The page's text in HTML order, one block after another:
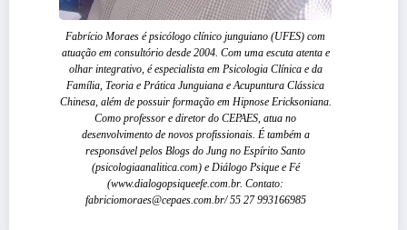
Fabrício Moraes é psicólogo clínico junguiano (UFES) com
atuação em consultório desde 2004. Com uma escuta atenta e
olhar integrativo, é especialista em Psicologia Clínica e da
Família, Teoria e Prática Junguiana e Acupuntura Clássica
Chinesa, além de possuir formação em Hipnose Ericksoniana.
Como professor e diretor do CEPAES, atua no
desenvolvimento de novos profissionais. É também a
responsável pelos Blogs do Jung no Espírito Santo
(psicologiaanalitica.com) e Diálogo Psique e Fé
(www.dialogopsiqueefe.com.br. Contato:
fabriciomoraes@cepaes.com.br/ 55 27 993166985